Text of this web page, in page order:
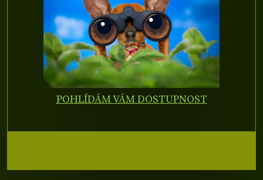
POHLÍDÁM VÁM DOSTUPNOST